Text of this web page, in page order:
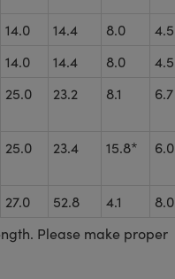
14.0 14.4 8.0 4.5
14.0 14.4 8.0 4.5
25.0 23.2 8.1 6.7
25.0 23.4 15.8* 6.0
27.0 52.8 4.1 8.0
Please make proper